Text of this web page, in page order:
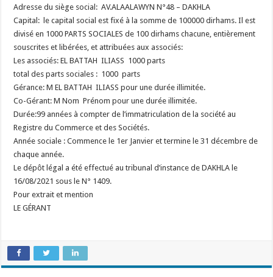
Adresse du siège social: AV.ALAALAWYN N°48 – DAKHLA
Capital: le capital social est fixé à la somme de 100000 dirhams. Il est
divisé en 1000 PARTS SOCIALES de 100 dirhams chacune, entièrement
souscrites et libérées, et attribuées aux associés:
Les associés: EL BATTAH ILIASS 1000 parts
total des parts sociales : 1000 parts
Gérance: M EL BATTAH ILIASS pour une durée illimitée.
Co-Gérant: M Nom Prénom pour une durée illimitée.
Durée:99 années à compter de l’immatriculation de la société au
Registre du Commerce et des Sociétés.
Année sociale : Commence le 1er Janvier et termine le 31 décembre de
chaque année.
Le dépôt légal a été effectué au tribunal d’instance de DAKHLA le
16/08/2021 sous le N° 1409.
Pour extrait et mention
LE GÉRANT